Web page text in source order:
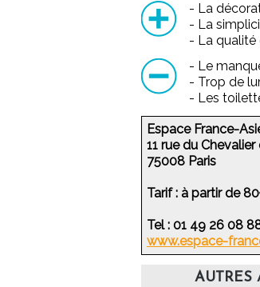
- La
- La
- La qualité
- Le
- Trop de
- Les
Espace France-
11 rue du
75008 Paris
Tarif : à partir de
Tel : 01 49 26 08
www.espace-
AUTRES